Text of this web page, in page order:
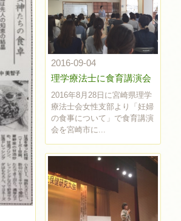
2016-09-04
理学療法士に食育講演会
2016年8月28日に宮崎県理学
療法士会女性支部より「妊婦
の食事について」で食育講演
会を宮崎市に...